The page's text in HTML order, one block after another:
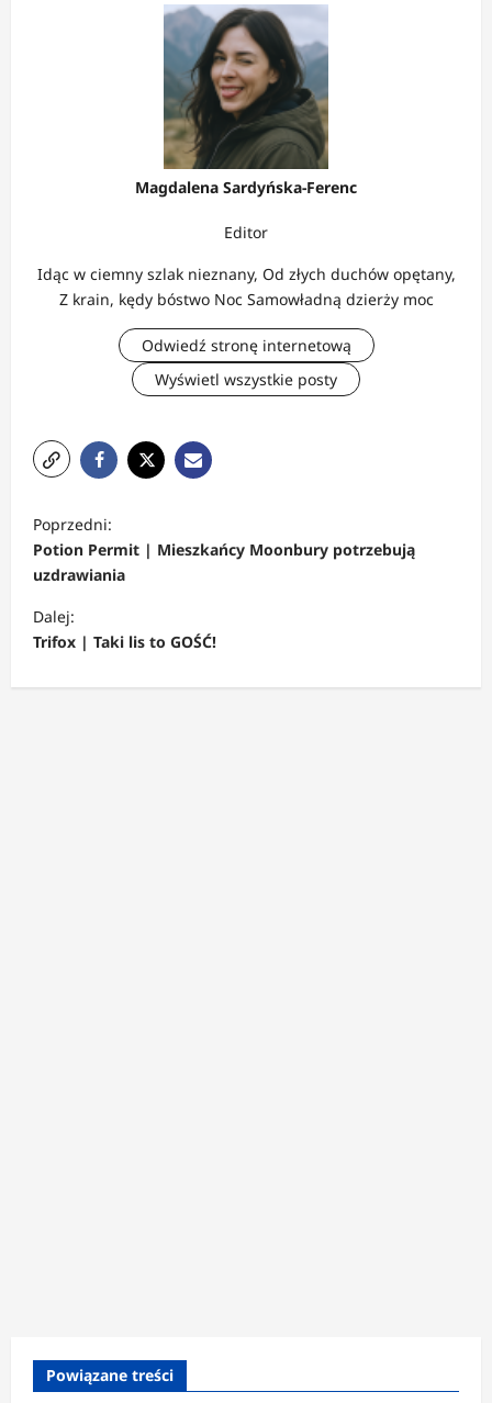
Magdalena Sardyńska-Ferenc
Editor
Idąc w ciemny szlak nieznany, Od złych duchów opętany,
Z krain, kędy bóstwo Noc Samowładną dzierży moc
Odwiedź stronę internetową
Wyświetl wszystkie posty
o
b
a
c
z
Poprzedni:
Potion Permit | Mieszkańcy Moonbury potrzebują
uzdrawiania
Dalej:
Trifox | Taki lis to GOŚĆ!
Powiązane treści